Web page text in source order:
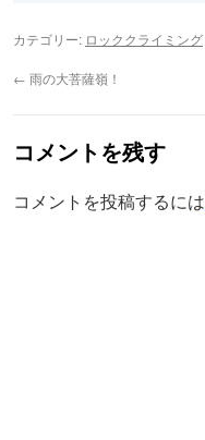
カテゴリー: ロッククライミング
← 雨の大菩薩嶺！
コメントを残す
コメントを投稿するには